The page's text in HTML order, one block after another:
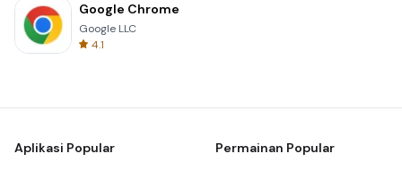
Google Chrome
Google LLC
4.1
Aplikasi Popular Permainan Popular